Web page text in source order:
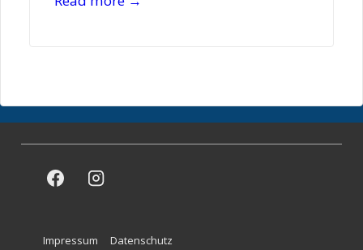
Drawing
Rooms
Footer
Impressum Datenschutz